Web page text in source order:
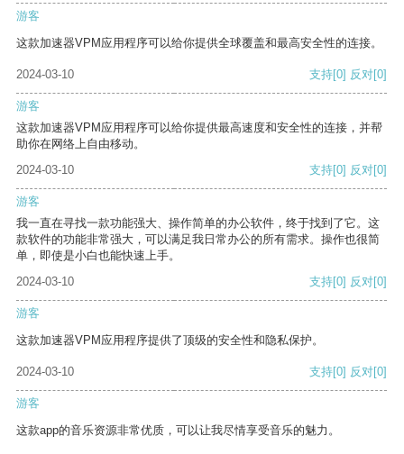
游客
这款加速器VPM应用程序可以给你提供全球覆盖和最高安全性的连接。
2024-03-10 支持[0] 反对[0]
游客
这款加速器VPM应用程序可以给你提供最高速度和安全性的连接，并帮
助你在网络上自由移动。
2024-03-10
支持[0] 反对[0]
游客
我一直在寻找一款功能强大、操作简单的办公软件，终于找到了它。这
款软件的功能非常强大，可以满足我日常办公的所有需求。操作也很简
单，即使是小白也能快速上手。
2024-03-10
支持[0] 反对[0]
游客
这款加速器VPM应用程序提供了顶级的安全性和隐私保护。
2024-03-10 支持[0] 反对[0]
游客
这款app的音乐资源非常优质，可以让我尽情享受音乐的魅力。